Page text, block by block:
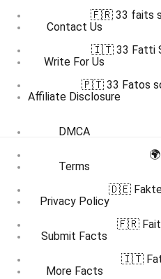
Contact Us
Write For Us
Affiliate Disclosure
DMCA
Terms
Privacy Policy
Submit Facts
More Facts
🇫🇷 33 faits
🇮🇹 33 Fatti
🇵🇹 33 Fatos
🇩🇪
🇫🇷
🇮🇹